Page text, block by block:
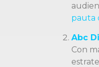
pauta
Abc
Con